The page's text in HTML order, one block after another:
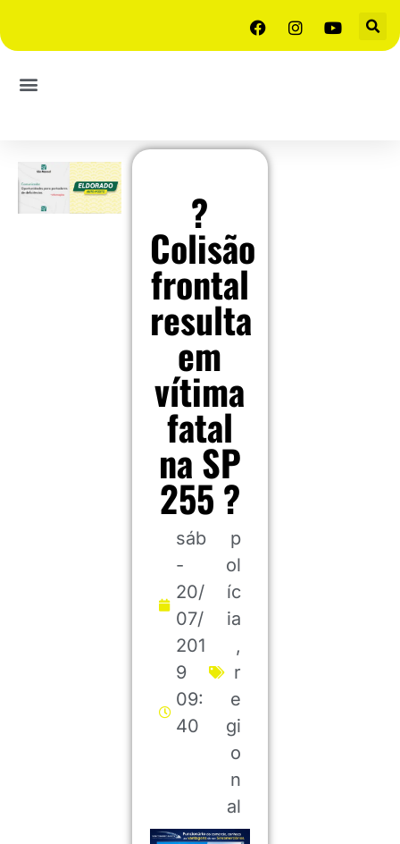
?
Colisão
frontal
resulta
em
vítima
fatal
na SP
255 ?
sáb
-
20/
07/
201
9
09:
40
p
ol
íc
ia
,
r
e
gi
o
n
al